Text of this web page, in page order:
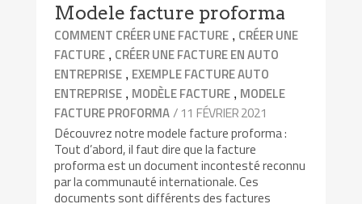
Modele facture proforma
COMMENT CRÉER UNE FACTURE , CRÉER UNE
FACTURE , CRÉER UNE FACTURE EN AUTO
ENTREPRISE , EXEMPLE FACTURE AUTO
ENTREPRISE , MODÈLE FACTURE , MODELE
FACTURE PROFORMA/ 11 FÉVRIER 2021
Découvrez notre modele facture proforma :
Tout d’abord, il faut dire que la facture
proforma est un document incontesté reconnu
par la communauté internationale. Ces
documents sont différents des factures